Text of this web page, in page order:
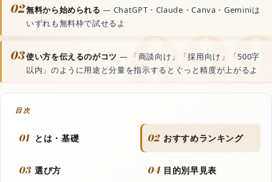
文字起こしAI
音楽生成AI
資料・文書AI
世界のAIアプリ
02無料から始められる — ChatGPT・Claude・Canva・Geminiは
いずれも無料枠で試せるよ
03使い方を伝えるのがコツ — 「商談向け」「採用向け」「500字
以内」のように用途と分量を指示するとぐっと精度が上がるよ
目次
01 とは・基礎 02 おすすめランキング
03 選び方 04 目的別早見表